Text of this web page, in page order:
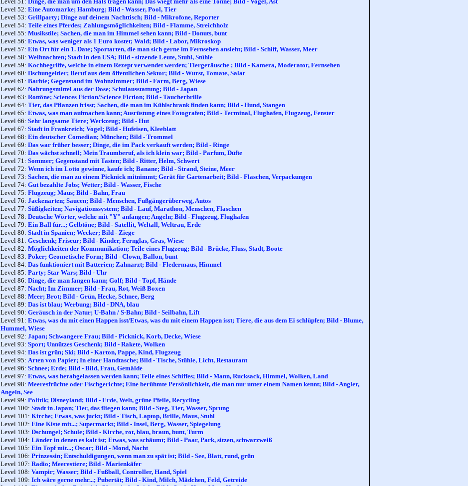
Level 52: Eine Automarke; Hamburg; Bild - Wasser, Pool, Tier
Level 53: Grillparty; Dinge auf deinem Nachttisch; Bild - Mikrofone, Reporter
Level 54: Teile eines Pferdes; Zahlungsmöglichkeiten; Bild - Flamme, Streichholz
Level 55: Musikstile; Sachen, die man im Himmel sehen kann; Bild - Donuts, bunt
Level 56: Etwas, was weniger als 1 Euro kostet; Wald; Bild - Labor, Mikroskop
Level 57: Ein Ort für ein 1. Date; Sportarten, die man sich gerne im Fernsehen ansieht; Bild - Schiff, Wasser, Meer
Level 58: Weihnachten; Stadt in den USA; Bild - sitzende Leute, Stuhl, Stühle
Level 59: Kochbegriffe, welche in einem Rezept verwendet werden; Tiergeräusche ; Bild - Kamera, Moderator, Fernsehen
Level 60: Dschungeltier; Beruf aus dem öffentlichen Sektor; Bild - Wurst, Tomate, Salat
Level 61: Barbie; Gegenstand im Wohnzimmer; Bild - Farm, Berg, Wiese
Level 62: Nahrungsmittel aus der Dose; Schulausstattung; Bild - Japan
Level 63: Rottöne; Sciences Fiction/Science Fiction; Bild - Taucherbrille
Level 64: Tier, das Pflanzen frisst; Sachen, die man im Kühlschrank finden kann; Bild - Hund, Stangen
Level 65: Etwas, was man aufmachen kann; Ausrüstung eines Fotografen; Bild - Terminal, Flughafen, Flugzeug, Fenster
Level 66: Sehr langsame Tiere; Werkzeug; Bild - Hut
Level 67: Stadt in Frankreich; Vogel; Bild - Hufeisen, Kleeblatt
Level 68: Ein deutscher Comedian; München; Bild - Trommel
Level 69: Das war früher besser; Dinge, die im Pack verkauft werden; Bild - Ringe
Level 70: Das wächst schnell; Mein Traumberuf, als ich klein war; Bild - Parfum, Düfte
Level 71: Sommer; Gegenstand mit Tasten; Bild - Ritter, Helm, Schwert
Level 72: Wenn ich im Lotto gewinne, kaufe ich; Banane; Bild - Strand, Steine, Meer
Level 73: Sachen, die man zu einem Picknick mitnimmt; Gerät für Gartenarbeit; Bild - Flaschen, Verpackungen
Level 74: Gut bezahlte Jobs; Wetter; Bild - Wasser, Fische
Level 75: Flugzeug; Maus; Bild - Bahn, Frau
Level 76: Jackenarten; Saucen; Bild - Menschen, Fußgängerüberweg, Autos
Level 77: Süßigkeiten; Navigationssystem; Bild - Lauf, Marathon, Menschen, Flaschen
Level 78: Deutsche Wörter, welche mit "Y" anfangen; Angeln; Bild - Flugzeug, Flughafen
Level 79: Ein Ball für...; Gelbtöne; Bild - Satellit, Weltall, Weltrau, Erde
Level 80: Stadt in Spanien; Wecker; Bild - Ziege
Level 81: Geschenk; Friseur; Bild - Kinder, Fernglas, Gras, Wiese
Level 82: Möglichkeiten der Kommunikation; Teile eines Flugzeug; Bild - Brücke, Fluss, Stadt, Boote
Level 83: Poker; Geometische Form; Bild - Clown, Ballon, bunt
Level 84: Das funktioniert mit Batterien; Zahnarzt; Bild - Fledermaus, Himmel
Level 85: Party; Star Wars; Bild - Uhr
Level 86: Dinge, die man fangen kann; Golf; Bild - Topf, Hände
Level 87: Nacht; Im Zimmer; Bild - Frau, Rot, Weiß Boxen
Level 88: Meer; Brot; Bild - Grün, Hecke, Schnee, Berg
Level 89: Das ist blau; Werbung; Bild - DNA, blau
Level 90: Geräusch in der Natur; U-Bahn / S-Bahn; Bild - Seilbahn, Lift
Level 91: Etwas, was du mit einen Happen isst/Etwas, was du mit einem Happen isst; Tiere, die aus dem Ei schlüpfen; Bild - Blume,
Hummel, Wiese
Level 92: Japan; Schwangere Frau; Bild - Picknick, Korb, Decke, Wiese
Level 93: Sport; Unnützes Geschenk; Bild - Rakete, Wolken
Level 94: Das ist grün; Ski; Bild - Karton, Pappe, Kind, Flugzeug
Level 95: Arten von Papier; In einer Handtasche; Bild - Tische, Stühle, Licht, Restaurant
Level 96: Schnee; Erde; Bild - Bild, Frau, Gemälde
Level 97: Etwas, was herabgelassen werden kann; Teile eines Schiffes; Bild - Mann, Rucksack, Himmel, Wolken, Land
Level 98: Meeresfrüchte oder Fischgerichte; Eine berühmte Persönlichkeit, die man nur unter einem Namen kennt; Bild - Angler,
Angeln, See
Level 99: Politik; Disneyland; Bild - Erde, Welt, grüne Pfeile, Recycling
Level 100: Stadt in Japan; Tier, das fliegen kann; Bild - Steg, Tier, Wasser, Sprung
Level 101: Kirche; Etwas, was juckt; Bild - Tisch, Laptop, Brille, Maus, Stuhl
Level 102: Eine Kiste mit...; Supermarkt; Bild - Insel, Berg, Wasser, Spiegelung
Level 103: Dschungel; Schule; Bild - Kirche, rot, blau, braun, bunt, Turm
Level 104: Länder in denen es kalt ist; Etwas, was schäumt; Bild - Paar, Park, sitzen, schwarzweiß
Level 105: Ein Topf mit...; Oscar; Bild - Mond, Nacht
Level 106: Prinzessin; Entschuldigungen, wenn man zu spät ist; Bild - See, Blatt, rund, grün
Level 107: Radio; Meerestiere; Bild - Marienkäfer
Level 108: Vampir; Wasser; Bild - Fußball, Controller, Hand, Spiel
Level 109: Ich wäre gerne mehr...; Pubertät; Bild - Kind, Milch, Mädchen, Feld, Getreide